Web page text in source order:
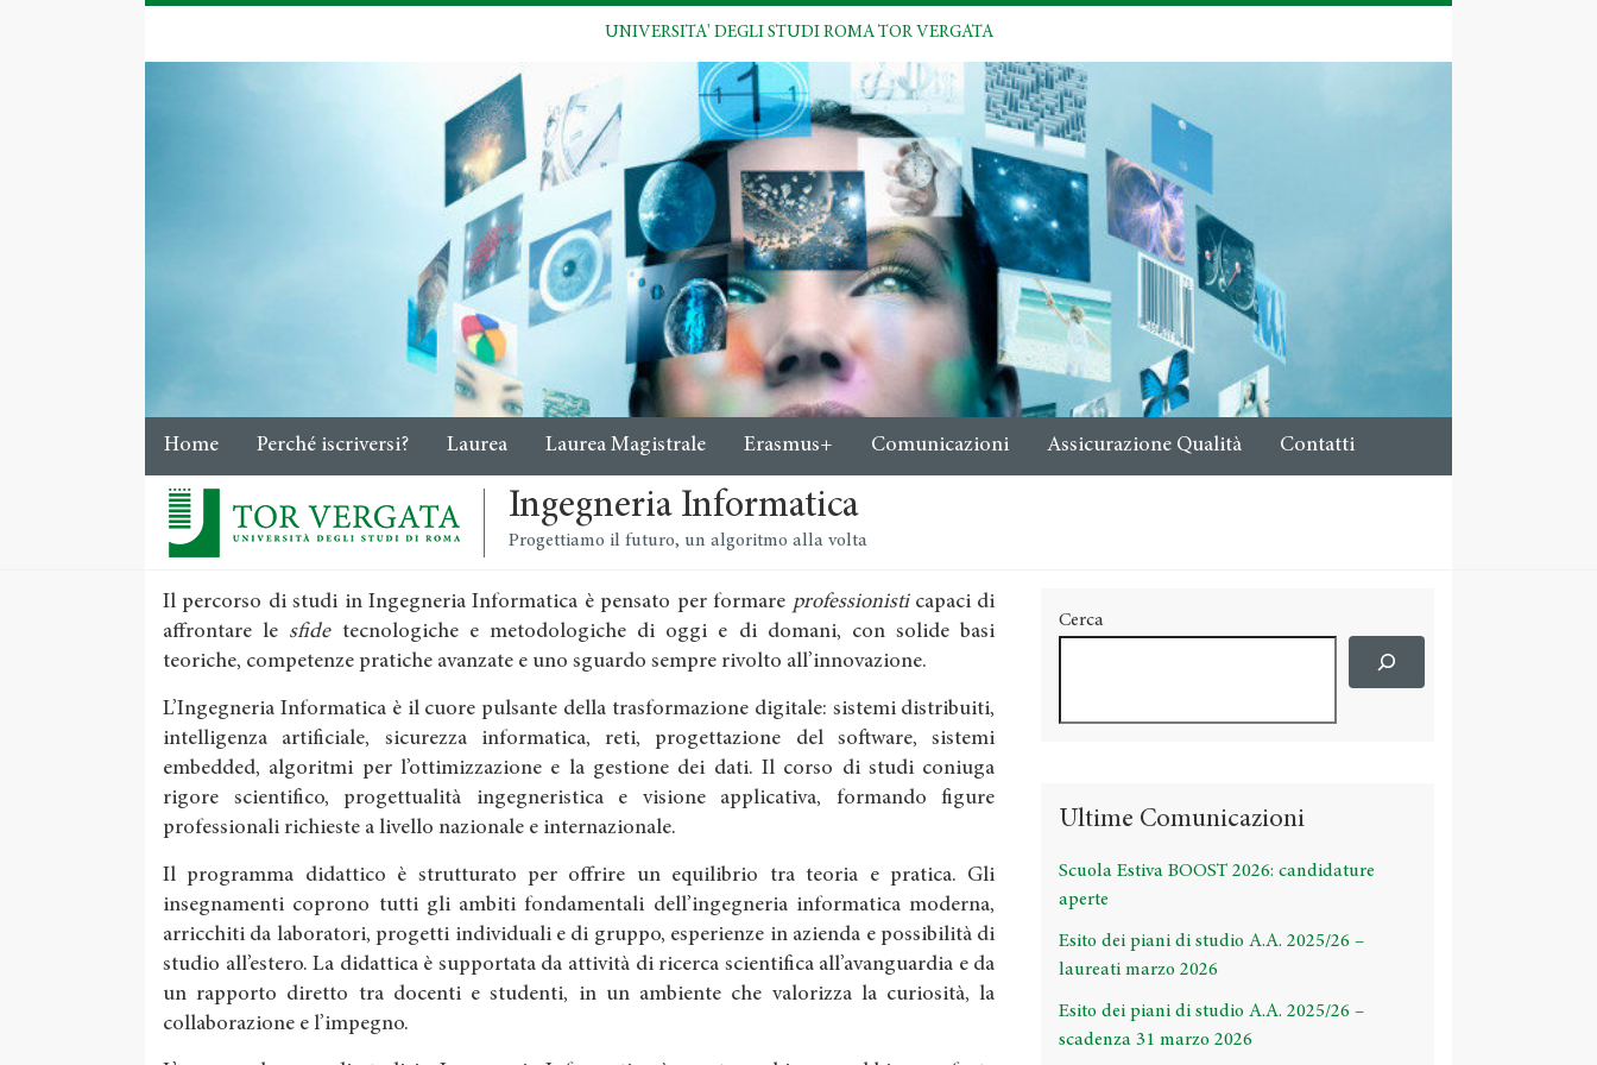
UNIVERSITA' DEGLI STUDI ROMA TOR VERGATA
Home Perché iscriversi? Laurea Laurea Magistrale Erasmus+ Comunicazioni Assicurazione Qualità Contatti
Ingegneria Informatica
Progettiamo il futuro, un algoritmo alla volta
Il percorso di studi in Ingegneria Informatica è pensato per formare professionisticapaci di
affrontare le sfidetecnologiche e metodologiche di oggi e di domani, con solide basi
teoriche, competenze pratiche avanzate e uno sguardo sempre rivolto all’innovazione.
L’Ingegneria Informatica è il cuore pulsante della trasformazione digitale: sistemi distribuiti,
intelligenza artificiale, sicurezza informatica, reti, progettazione del software, sistemi
embedded, algoritmi per l’ottimizzazione e la gestione dei dati. Il corso di studi coniuga
rigore scientifico, progettualità ingegneristica e visione applicativa, formando figure
professionali richieste a livello nazionale e internazionale.
Il programma didattico è strutturato per offrire un equilibrio tra teoria e pratica. Gli
insegnamenti coprono tutti gli ambiti fondamentali dell’ingegneria informatica moderna,
arricchiti da laboratori, progetti individuali e di gruppo, esperienze in azienda e possibilità di
studio all’estero. La didattica è supportata da attività di ricerca scientifica all’avanguardia e da
un rapporto diretto tra docenti e studenti, in un ambiente che valorizza la curiosità, la
collaborazione e l’impegno.
Cerca
Ultime Comunicazioni
Scuola Estiva BOOST 2026: candidature
aperte
Esito dei piani di studio A.A. 2025/26 –
laureati marzo 2026
Esito dei piani di studio A.A. 2025/26 –
scadenza 31 marzo 2026